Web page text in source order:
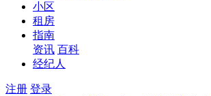
小区
租房
指南
资讯 百科
经纪人
注册 登录